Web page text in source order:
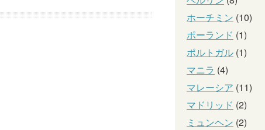
ホーチミン (10)
ポーランド (1)
ポルトガル (1)
マニラ (4)
マレーシア (11)
マドリッド (2)
ミュンヘン (2)